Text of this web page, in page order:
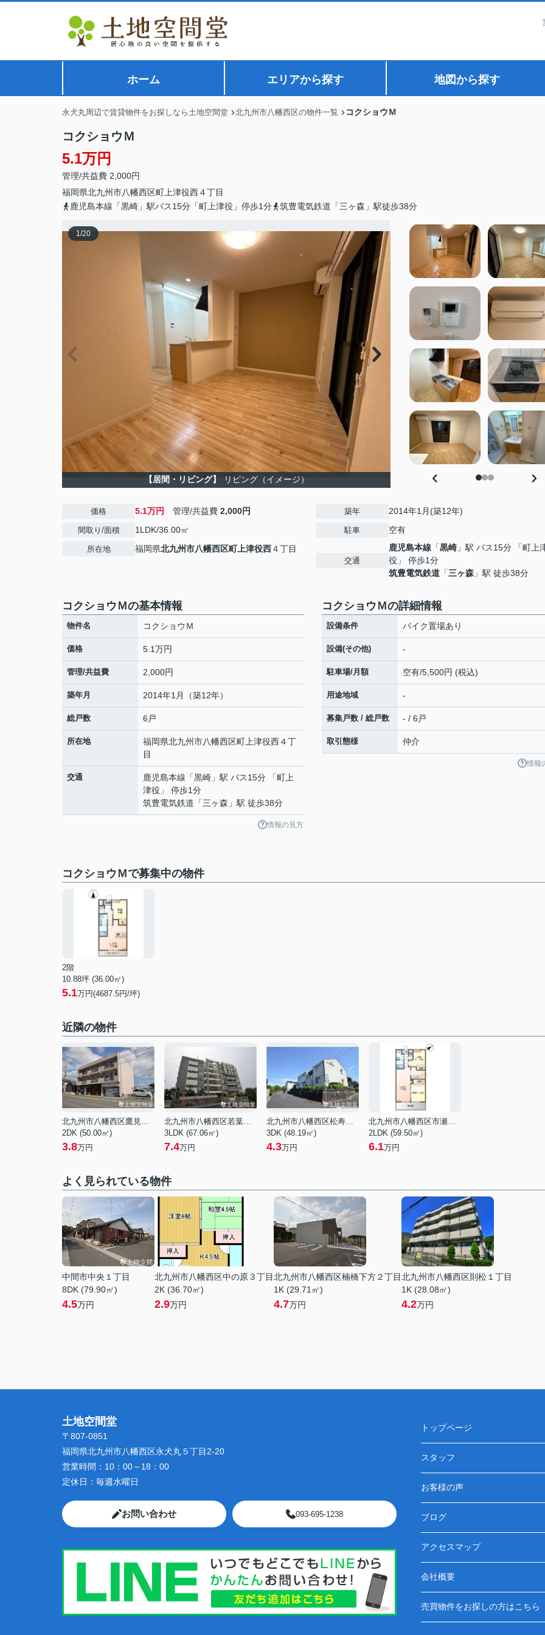
ホーム エリアから探す 地図から探す
永犬丸周辺で賃貸物件をお探しなら土地空間堂 北九州市八幡西区の物件一覧 コクショウＭ
コクショウＭ
5.1万円
管理/共益費 2,000円
福岡県北九州市八幡西区町上津役西４丁目
鹿児島本線「黒崎」駅バス15分「町上津役」停歩1分
筑豊電気鉄道「三ヶ森」駅徒歩38分
1/20
【居間・リビング】 リビング（イメージ）
価格 5.1万円 管理/共益費 2,000円
間取り/面積 1LDK/36.00㎡
所在地 福岡県北九州市八幡西区町上津役西４丁目
築年 2014年1月(築12年)
駐車 空有
交通
鹿児島本線 「黒崎 」駅 バス15分 「町上
役」 停歩1分
筑豊電気鉄道 「三ヶ森 」駅 徒歩38分
コクショウＭの基本情報
物件名 コクショウＭ
価格 5.1万円
管理/共益費 2,000円
築年月 2014年1月（築12年）
総戸数 6戸
所在地 福岡県北九州市八幡西区町上津役西４丁
目
交通 鹿児島本線 「黒崎 」駅 バス15分 「町上
津役」 停歩1分
筑豊電気鉄道 「三ヶ森 」駅 徒歩38分
情報の見方
コクショウＭの詳細情報
設備条件 バイク置場あり
設備(その他) -
駐車場/月額 空有/5,500円 (税込)
用途地域 -
募集戸数 / 総戸数 - / 6戸
取引態様 仲介
情報
コクショウＭで募集中の物件
2階
10.88坪 (36.00㎡)
5.1万円(4687.5円/坪)
近隣の物件
北九州市八幡西区鷹見台２丁目
2DK (50.00㎡)
3.8万円
北九州市八幡西区若葉３丁目
3LDK (67.06㎡)
7.4万円
北九州市八幡西区松寿山１丁目
3DK (48.19㎡)
4.3万円
北九州市八幡西区市瀬２丁目
2LDK (59.50㎡)
6.1万円
よく見られている物件
中間市中央１丁目
8DK (79.90㎡)
4.5万円
北九州市八幡西区中の原３丁目
2K (36.70㎡)
2.9万円
北九州市八幡西区楠橋下方２丁目
1K (29.71㎡)
4.7万円
北九州市八幡西区則松１丁目
1K (28.08㎡)
4.2万円
土地空間堂
〒807-0851
福岡県北九州市八幡西区永犬丸５丁目2-20
営業時間： 10：00～18：00
定休日： 毎週水曜日
お問い合わせ 093-695-1238
トップページ
スタッフ
お客様の声
ブログ
アクセスマップ
会社概要
売買物件をお探しの方はこちら